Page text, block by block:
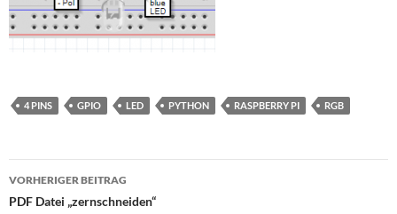
4 PINS GPIO LED PYTHON RASPBERRY PI RGB
Beitragsnavigation
VORHERIGER BEITRAG
PDF Datei „zernschneiden“